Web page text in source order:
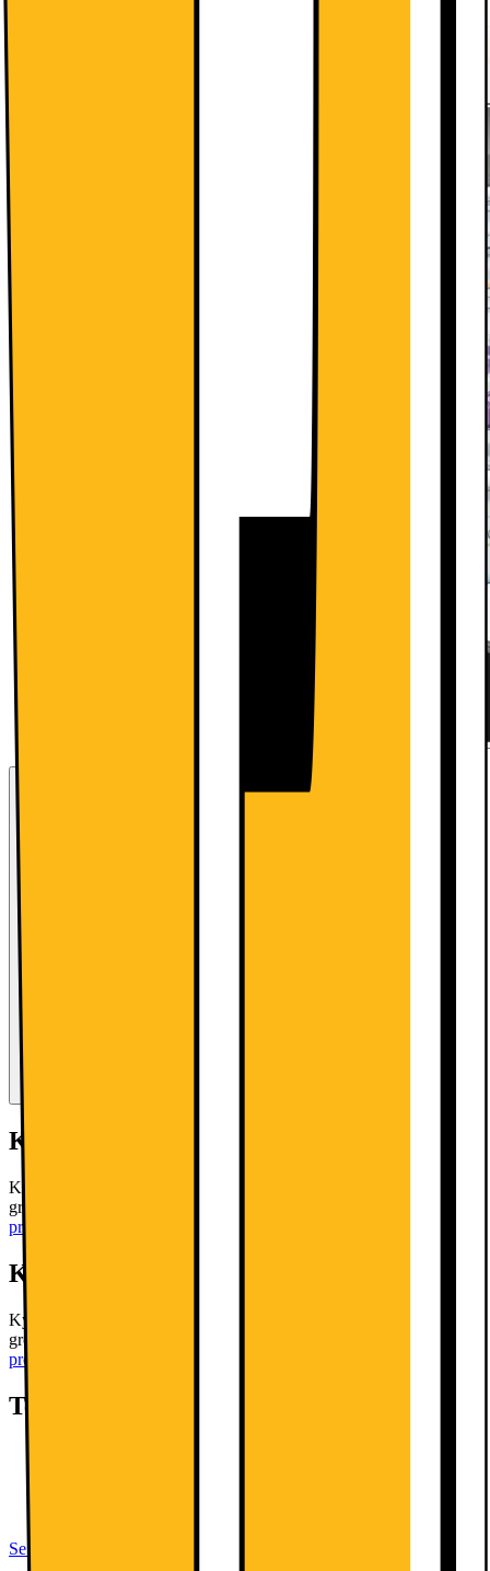
Kort om produkten
Kylskåp med MultiBox, vars räfflade botten skyddar frukt och
grönsaker från kondens och håller den färsk längre.
produkten
Kort om produkten
Kylskåp med MultiBox, vars räfflade botten skyddar frukt och
grönsaker från kondens och håller den färsk längre.
produkten
Teknisk specifikation
Se alla specifikationer